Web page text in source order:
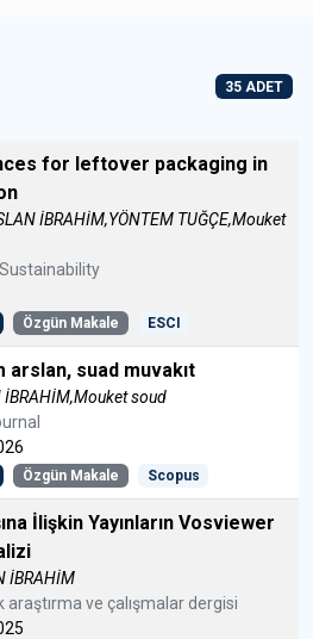
35 ADET
for leftover packaging in
İBRAHİM,YÖNTEM TUĞÇE,Mouket
Özgün Makale ESCI
arslan, suad muvakıt
İBRAHİM,Mouket soud
Özgün Makale Scopus
İlişkin Yayınların Vosviewer
İBRAHİM
araştırma ve çalışmalar dergisi